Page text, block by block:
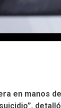
en manos
detalló